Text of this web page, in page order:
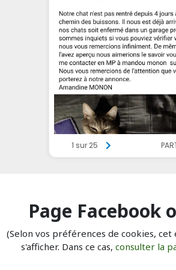
Page Facebook
(Selon vos préférences de cookies,
s'afficher. Dans ce cas, consulter la